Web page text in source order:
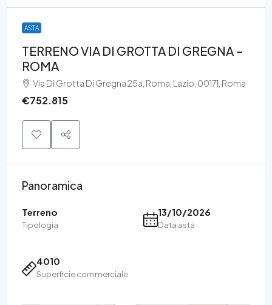
ASTA
TERRENO VIA DI GROTTA DI GREGNA –
ROMA
Via Di Grotta Di Gregna 25a, Roma, Lazio, 00171, Roma
€752.815
Panoramica
Terreno
Tipologia
13/10/2026
Data asta
4010
Superficie commerciale